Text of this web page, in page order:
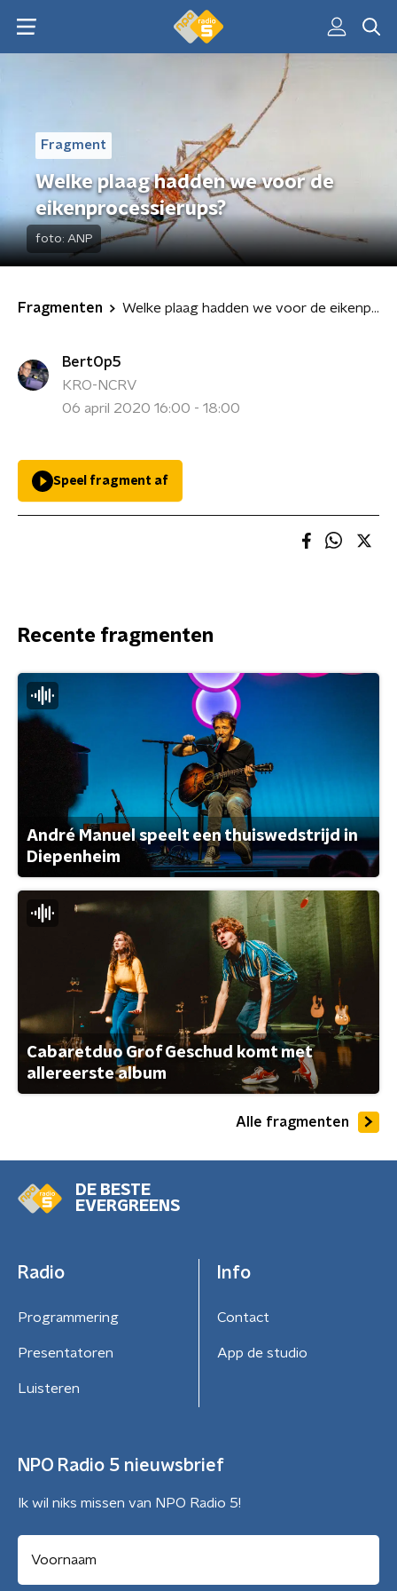
Fragment
Welke plaag hadden we voor de
eikenprocessierups?
foto: ANP
Fragmenten Welke plaag hadden we voor de eikenprocessierups?
BertOp5
KRO-NCRV
06 april 2020 16:00 - 18:00
Speel fragment af
Recente fragmenten
André Manuel speelt een thuiswedstrijd in
Diepenheim
Cabaretduo Grof Geschud komt met
allereerste album
Alle fragmenten
DE BESTE
EVERGREENS
Radio
Programmering
Presentatoren
Luisteren
Info
Contact
App de studio
NPO Radio 5 nieuwsbrief
Ik wil niks missen van NPO Radio 5!